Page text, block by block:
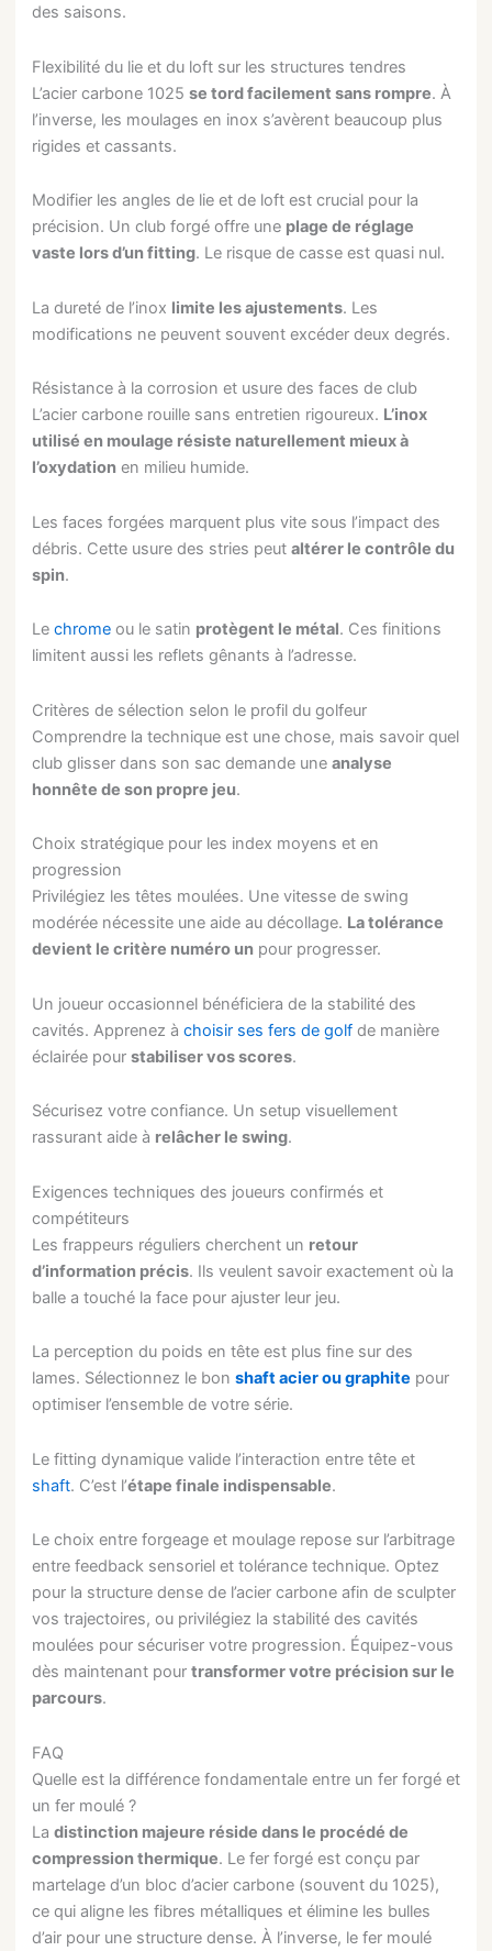
des saisons.
Flexibilité du lie et du loft sur les structures tendres
L’acier carbone 1025 se tord facilement sans rompre. À
l’inverse, les moulages en inox s’avèrent beaucoup plus
rigides et cassants.
Modifier les angles de lie et de loft est crucial pour la
précision. Un club forgé offre une plage de réglage
vaste lors d’un fitting. Le risque de casse est quasi nul.
La dureté de l’inox limite les ajustements. Les
modifications ne peuvent souvent excéder deux degrés.
Résistance à la corrosion et usure des faces de club
L’acier carbone rouille sans entretien rigoureux. L’inox
utilisé en moulage résiste naturellement mieux à
l’oxydationen milieu humide.
Les faces forgées marquent plus vite sous l’impact des
débris. Cette usure des stries peut altérer le contrôle du
spin.
Le chromeou le satin protègent le métal. Ces finitions
limitent aussi les reflets gênants à l’adresse.
Critères de sélection selon le profil du golfeur
Comprendre la technique est une chose, mais savoir quel
club glisser dans son sac demande une analyse
honnête de son propre jeu.
Choix stratégique pour les index moyens et en
progression
Privilégiez les têtes moulées. Une vitesse de swing
modérée nécessite une aide au décollage. La tolérance
devient le critère numéro unpour progresser.
Un joueur occasionnel bénéficiera de la stabilité des
cavités. Apprenez à choisir ses fers de golfde manière
éclairée pour stabiliser vos scores.
Sécurisez votre confiance. Un setup visuellement
rassurant aide à relâcher le swing.
Exigences techniques des joueurs confirmés et
compétiteurs
Les frappeurs réguliers cherchent un retour
d’information précis. Ils veulent savoir exactement où la
balle a touché la face pour ajuster leur jeu.
La perception du poids en tête est plus fine sur des
lames. Sélectionnez le bon shaft acier ou graphite pour
optimiser l’ensemble de votre série.
Le fitting dynamique valide l’interaction entre tête et
shaft. C’est l’étape finale indispensable.
Le choix entre forgeage et moulage repose sur l’arbitrage
entre feedback sensoriel et tolérance technique. Optez
pour la structure dense de l’acier carbone afin de sculpter
vos trajectoires, ou privilégiez la stabilité des cavités
moulées pour sécuriser votre progression. Équipez-vous
dès maintenant pour transformer votre précision sur le
parcours.
FAQ
Quelle est la différence fondamentale entre un fer forgé et
un fer moulé ?
La distinction majeure réside dans le procédé de
compression thermique. Le fer forgé est conçu par
martelage d’un bloc d’acier carbone (souvent du 1025),
ce qui aligne les fibres métalliques et élimine les bulles
d’air pour une structure dense. À l’inverse, le fer moulé